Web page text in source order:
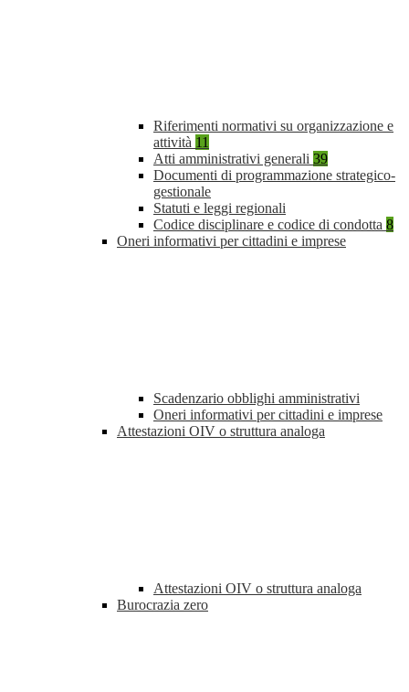
Riferimenti normativi su organizzazione e
attività 11
Atti amministrativi generali 39
Documenti di programmazione strategico-
gestionale
Statuti e leggi regionali
Codice disciplinare e codice di condotta 8
Oneri informativi per cittadini e imprese
Scadenzario obblighi amministrativi
Oneri informativi per cittadini e imprese
Attestazioni OIV o struttura analoga
Attestazioni OIV o struttura analoga
Burocrazia zero